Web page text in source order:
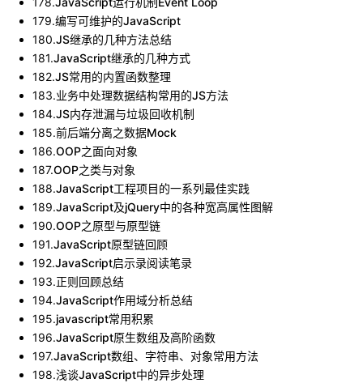
179.编写可维护的JavaScript
180.JS继承的几种方法总结
181.JavaScript继承的几种方式
182.JS常用的内置函数整理
183.业务中处理数据结构常用的JS方法
184.JS内存泄漏与垃圾回收机制
185.前后端分离之数据Mock
186.OOP之面向对象
187.OOP之类与对象
188.JavaScript工程项目的一系列最佳实践
189.JavaScript及jQuery中的各种宽高属性图解
190.OOP之原型与原型链
191.JavaScript原型链回顾
192.JavaScript启示录阅读笔录
193.正则回顾总结
194.JavaScript作用域分析总结
195.javascript常用积累
196.JavaScript原生数组及高阶函数
197.JavaScript数组、字符串、对象常用方法
198.浅谈JavaScript中的异步处理